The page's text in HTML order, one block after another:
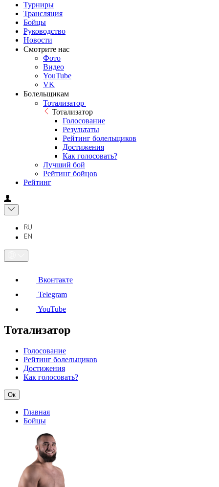
Турниры
Трансляция
Бойцы
Руководство
Новости
Смотрите нас
Фото
Видео
YouTube
VK
Болельщикам
Тотализатор
Тотализатор
Голосование
Результаты
Рейтинг болельщиков
Достижения
Как голосовать?
Лучший бой
Рейтинг бойцов
Рейтинг
Вконтакте
Telegram
YouTube
Тотализатор
Голосование
Рейтинг болельщиков
Достижения
Как голосовать?
Ок
Главная
Бойцы